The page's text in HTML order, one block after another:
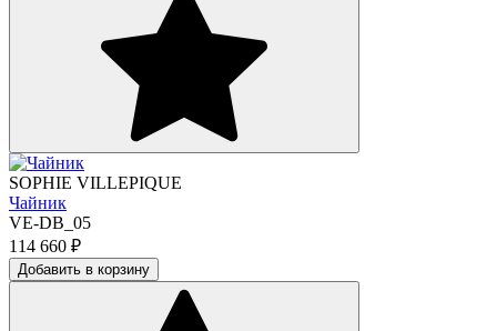
SOPHIE VILLEPIQUE
Чайник
VE-DB_05
114 660 ₽
Добавить в корзину